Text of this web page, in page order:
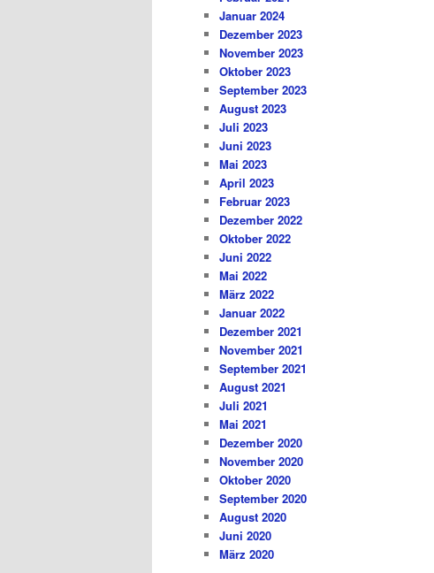
Januar 2024
Dezember 2023
November 2023
Oktober 2023
September 2023
August 2023
Juli 2023
Juni 2023
Mai 2023
April 2023
Februar 2023
Dezember 2022
Oktober 2022
Juni 2022
Mai 2022
März 2022
Januar 2022
Dezember 2021
November 2021
September 2021
August 2021
Juli 2021
Mai 2021
Dezember 2020
November 2020
Oktober 2020
September 2020
August 2020
Juni 2020
März 2020